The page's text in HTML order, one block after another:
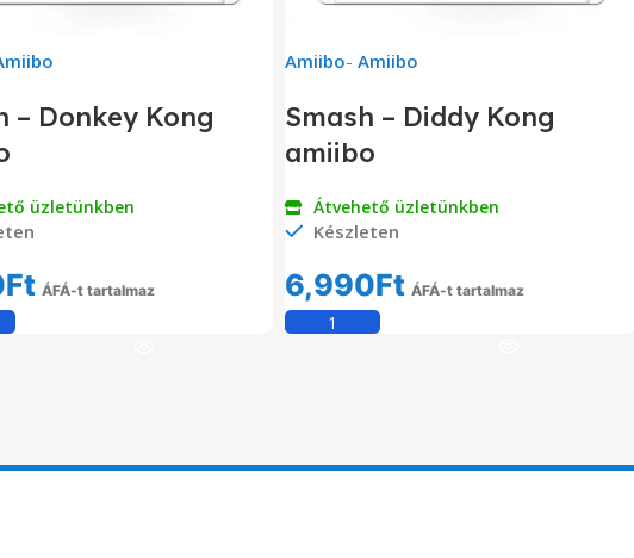
– Donkey Kong
üzletünkben
Ft ÁFÁ-t tartalmaz
Amiibo- Amiibo
Smash – Diddy Kong
amiibo
Átvehető üzletünkben
Készleten
6,990Ft ÁFÁ-t tartalmaz